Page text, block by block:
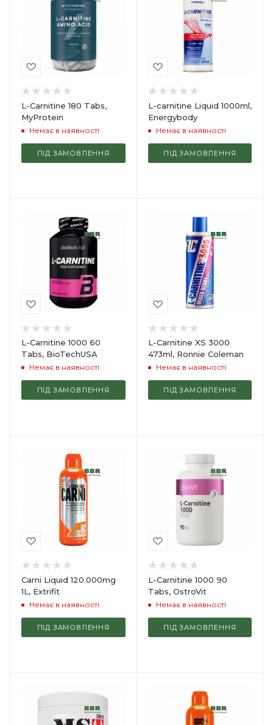
L-Carnitine 180 Tabs,
MyProtein
Немає в наявності
ПІД ЗАМОВЛЕННЯ
L-carnitine Liquid 1000ml,
Energybody
Немає в наявності
ПІД ЗАМОВЛЕННЯ
L-Carnitine 1000 60
Tabs, BioTechUSA
Немає в наявності
ПІД ЗАМОВЛЕННЯ
L-Carnitine XS 3000
473ml, Ronnie Coleman
Немає в наявності
ПІД ЗАМОВЛЕННЯ
Carni Liquid 120.000mg
1L, Extrifit
Немає в наявності
ПІД ЗАМОВЛЕННЯ
L-Carnitine 1000 90
Tabs, OstroVit
Немає в наявності
ПІД ЗАМОВЛЕННЯ